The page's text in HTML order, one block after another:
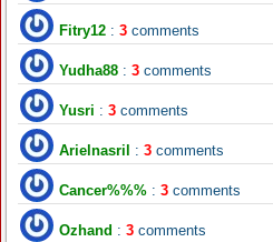
Fitry12 : 3 comments
Yudha88 : 3 comments
Yusri : 3 comments
Arielnasril : 3 comments
Cancer%%% : 3 comments
Ozhand : 3 comments